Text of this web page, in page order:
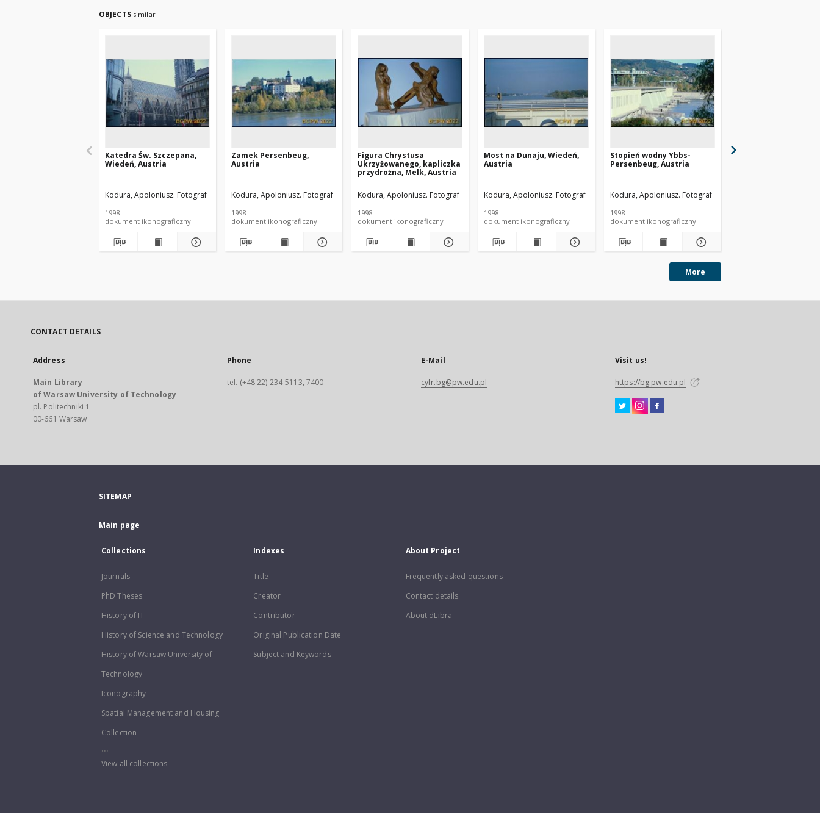
OBJECTS similar
Katedra Św. Szczepana,
Wiedeń, Austria
Kodura, Apoloniusz. Fotograf
1998
dokument ikonograficzny
Zamek Persenbeug,
Austria
Kodura, Apoloniusz. Fotograf
1998
dokument ikonograficzny
Figura Chrystusa
Ukrzyżowanego, kapliczka
przydrożna, Melk, Austria
Kodura, Apoloniusz. Fotograf
1998
dokument ikonograficzny
Most na Dunaju, Wiedeń,
Austria
Kodura, Apoloniusz. Fotograf
1998
dokument ikonograficzny
Stopień wodny Ybbs-
Persenbeug, Austria
Kodura, Apoloniusz. Fotograf
1998
dokument ikonograficzny
More
CONTACT DETAILS
Address
Main Library
of Warsaw University of Technology
pl. Politechniki 1
00-661 Warsaw
Phone
tel. (+48 22) 234-5113, 7400
E-Mail
cyfr.bg@pw.edu.pl
Visit us!
https://bg.pw.edu.pl
SITEMAP
Main page
Collections
Journals
PhD Theses
History of IT
History of Science and Technology
History of Warsaw University of
Technology
Iconography
Spatial Management and Housing
Collection
...
View all collections
Indexes
Title
Creator
Contributor
Original Publication Date
Subject and Keywords
About Project
Frequently asked questions
Contact details
About dLibra